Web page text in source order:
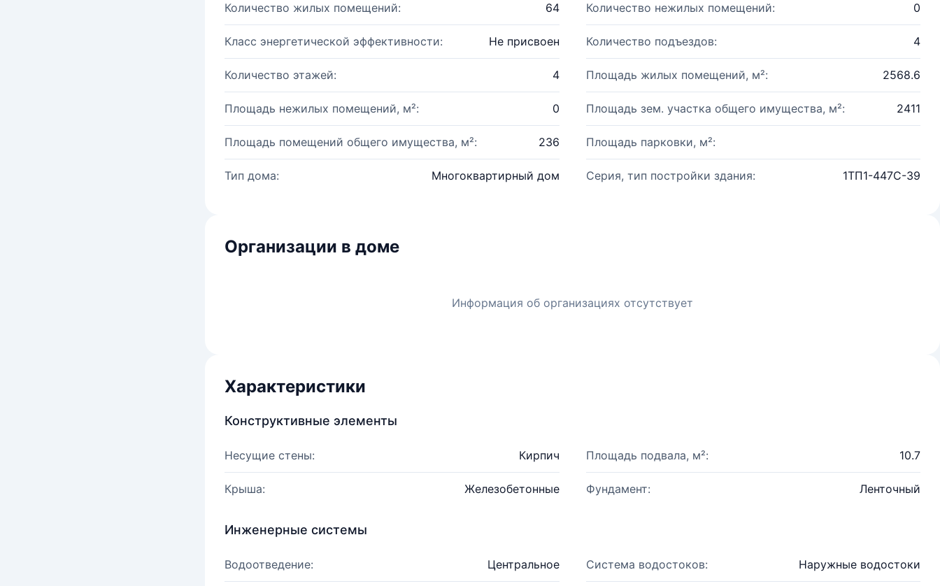
Количество жилых помещений: 64 Количество нежилых помещений: 0
Класс энергетической эффективности: Не присвоен Количество подъездов: 4
Количество этажей: 4 Площадь жилых помещений, м²: 2568.6
Площадь нежилых помещений, м²: 0 Площадь зем. участка общего имущества, м²: 2411
Площадь помещений общего имущества, м²: 236 Площадь парковки, м²:
Тип дома: Многоквартирный дом Серия, тип постройки здания: 1ТП1-447С-39
Организации в доме
Информация об организациях отсутствует
Характеристики
Конструктивные элементы
Несущие стены: Кирпич Площадь подвала, м²: 10.7
Крыша: Железобетонные Фундамент: Ленточный
Инженерные системы
Водоотведение: Центральное Система водостоков: Наружные водостоки